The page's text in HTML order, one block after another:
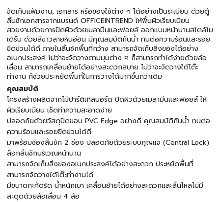
จัดเก็บแฟ้มงาน, เอกสาร หรือของใช้ต่าง ๆ ได้อย่างเป็นระเบียบ ด้วยตู้
ลิ้นชักเอกสารจากแบรนด์ OFFICEINTREND ให้พื้นผิวเรียบเนียน
สวยงามด้วยการปิดผิวด้วยเมลามีนและฟอยล์ ออกแบบหน้าบานสไตล์โม
เดิร์น ด้วยสีขาวลายหินอ่อน มีคุณสมบัติกันน้ำ ทนต่อความร้อนและรอย
ขีดข่วนได้ดี ภายในลิ้นชักพื้นที่กว้าง สามารถจัดเก็บสิ่งของได้อย่าง
อเนกประสงค์ ไม่ว่าจะจัดวางตามมุมต่าง ๆ ก็สามารถทำได้ง่ายด้วยล้อ
เลื่อน สามารถเคลื่อนย้ายได้อย่างสะดวกสบาย ไม่ว่าจะจัดวางใต้โต๊ะ
ทำงาน ก็ช่วยประหยัดพื้นที่ในการวางได้มากขึ้นกว่าเดิม
คุณสมบัติ
โครงสร้างผลิตจากไม้ปาร์ติเกิลบอร์ด ปิดผิวด้วยเมลามีนและฟอยล์ ให้
ผิวเรียบเนียน เช็ดทำความสะอาดง่าย
ปลอดภัยด้วยวัสดุปิดขอบ PVC Edge อย่างดี คุณสมบัติกันน้ำ ทนต่อ
ความร้อนและรอยขีดข่วนได้ดี
มาพร้อมช่องลิ้นชัก 2 ช่อง ปลอดภัยด้วยระบบกุญแจ (Central Lock)
ล็อกลิ้นชักบริเวณหน้าบาน
สามารถจัดเก็บสิ่งของอเนกประสงค์ได้อย่างสะดวก ประหยัดพื้นที่
สามารถจัดวางใต้โต๊ะทำงานได้
มีขนาดกะทัดรัด น้ำหนักเบา เคลื่อนย้ายได้อย่างสะดวกและลื่นไหลไม่มี
สะดุดด้วยล้อเลื่อน 4 ล้อ